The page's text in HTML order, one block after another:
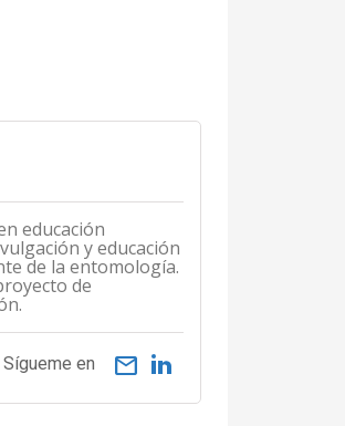
educación
y educación
de la entomología.
de
email
Sígueme en